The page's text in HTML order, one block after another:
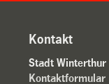
Kontakt
Stadt Winterthur
Kontaktformular